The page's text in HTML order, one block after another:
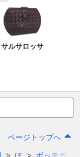
サルサロッサ
ページトップへ